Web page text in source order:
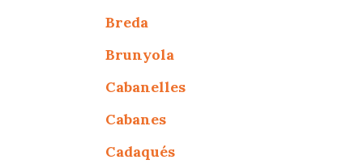
Breda
Brunyola
Cabanelles
Cabanes
Cadaqués